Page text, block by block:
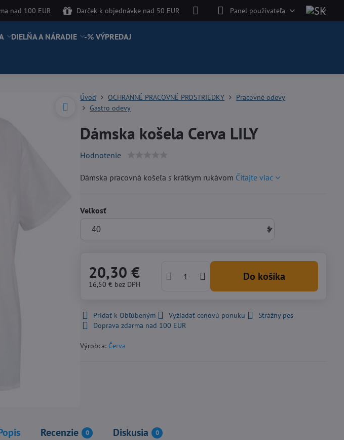
nad 100 EUR Darček k objednávke nad 50 EUR Panel používateľa
DIELŇA A NÁRADIE -% VÝPREDAJ
Úvod OCHRANNÉ PRACOVNÉ PROSTRIEDKY
Pracovné odevy
Gastro odevy
Dámska košela Cerva LILY
Hodnotenie
Dámska pracovná košeľa s krátkym rukávom Čítajte viac
Veľkosť
20,30 €
16,50 € bez DPH
Do košíka
Pridať k Obľúbeným Vyžiadať cenovú ponuku
Strážny pes
Doprava zdarma nad 100 EUR
Výrobca: Červa
Recenzie 0 Diskusia 0